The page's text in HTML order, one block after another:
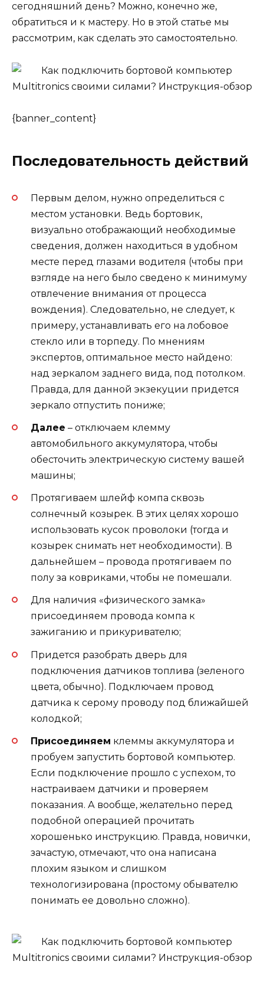
сегодняшний день? Можно, конечно же,
обратиться и к мастеру. Но в этой статье мы
рассмотрим, как сделать это самостоятельно.
{banner_content}
Последовательность действий
Первым делом, нужно определиться с
местом установки. Ведь бортовик,
визуально отображающий необходимые
сведения, должен находиться в удобном
месте перед глазами водителя (чтобы при
взгляде на него было сведено к минимуму
отвлечение внимания от процесса
вождения). Следовательно, не следует, к
примеру, устанавливать его на лобовое
стекло или в торпеду. По мнениям
экспертов, оптимальное место найдено:
над зеркалом заднего вида, под потолком.
Правда, для данной экзекуции придется
зеркало отпустить пониже;
Далее – отключаем клемму
автомобильного аккумулятора, чтобы
обесточить электрическую систему вашей
машины;
Протягиваем шлейф компа сквозь
солнечный козырек. В этих целях хорошо
использовать кусок проволоки (тогда и
козырек снимать нет необходимости). В
дальнейшем – провода протягиваем по
полу за ковриками, чтобы не помешали.
Для наличия «физического замка»
присоединяем провода компа к
зажиганию и прикуривателю;
Придется разобрать дверь для
подключения датчиков топлива (зеленого
цвета, обычно). Подключаем провод
датчика к серому проводу под ближайшей
колодкой;
Присоединяем клеммы аккумулятора и
пробуем запустить бортовой компьютер.
Если подключение прошло с успехом, то
настраиваем датчики и проверяем
показания. А вообще, желательно перед
подобной операцией прочитать
хорошенько инструкцию. Правда, новички,
зачастую, отмечают, что она написана
плохим языком и слишком
технологизирована (простому обывателю
понимать ее довольно сложно).